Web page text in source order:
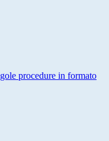
procedure in formato